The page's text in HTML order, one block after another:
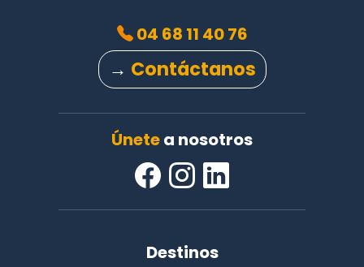
Únetea nosotros
04 68 11 40 76
→ Contáctanos
Destinos